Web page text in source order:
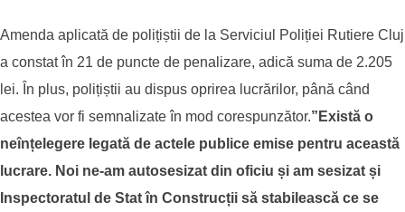
Amenda aplicată de polițiștii de la Serviciul Poliției Rutiere Cluj
a constat în 21 de puncte de penalizare, adică suma de 2.205
lei. În plus, polițiștii au dispus oprirea lucrărilor, până când
acestea vor fi semnalizate în mod corespunzător.”Există o
neînțelegere legată de actele publice emise pentru această
lucrare. Noi ne-am autosesizat din oficiu și am sesizat și
Inspectoratul de Stat în Construcții să stabilească ce se